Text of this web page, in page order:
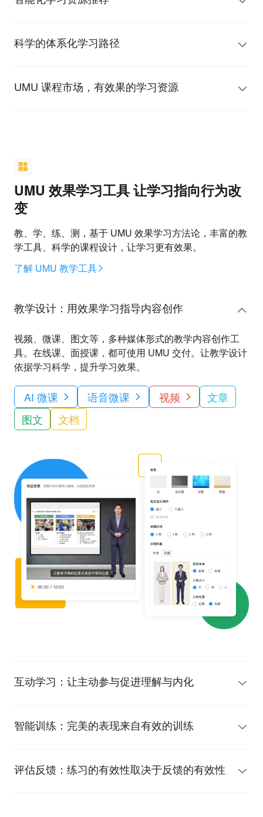
科学的体系化学习路径
UMU 课程市场，有效果的学习资源
UMU 效果学习工具 让学习指向行为改
变
教、学、练、测，基于 UMU 效果学习方法论，丰富的教
学工具、科学的课程设计，让学习更有效果。
了解 UMU 教学工具
教学设计：用效果学习指导内容创作
视频、微课、图文等，多种媒体形式的教学内容创作工
具。在线课、面授课，都可使用 UMU 交付。让教学设计
依据学习科学，提升学习效果。
AI 微课 语音微课 视频
文章
图文
文档
互动学习：让主动参与促进理解与内化
智能训练：完美的表现来自有效的训练
评估反馈：练习的有效性取决于反馈的有效性